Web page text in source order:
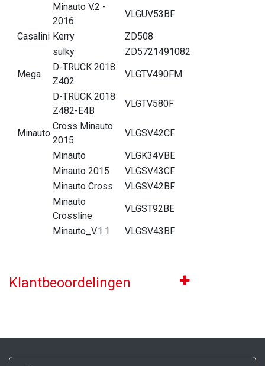
Minauto V.2 -
2016
VLGUV53BF
Casalini Kerry
ZD508
sulky
ZD5721491082
Mega
D-TRUCK 2018
Z402
VLGTV490FM
D-TRUCK 2018
Z482-E4B
VLGTV580F
Minauto
Cross Minauto
2015
VLGSV42CF
Minauto
VLGK34VBE
Minauto 2015
VLGSV43CF
Minauto Cross
VLGSV42BF
Minauto
Crossline
VLGST92BE
Minauto_V.1.1
VLGSV43BF
Klantbeoordelingen